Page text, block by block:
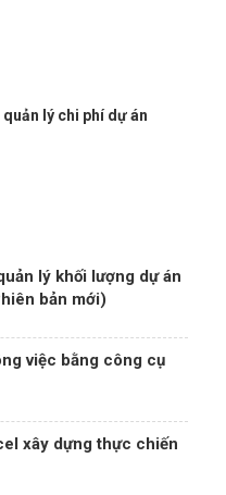
lý chi phí dự án
lý khối lượng dự án
bản mới)
việc bằng công cụ
xây dựng thực chiến